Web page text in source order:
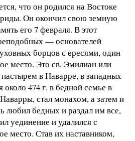
что он родился на Востоке
Он окончил свою земную
его 7 февраля. В этот
— основателей
борцов с ересями, один
место. Это св. Эмилиан или
в Наварре, в западных
около 474 г. в бедной семье в
стал монахом, а затем и
любил бедных и раздал им все,
уединение и удалился с
место. Став их наставником,